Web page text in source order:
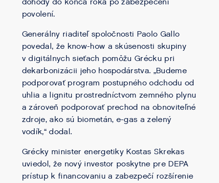
dohody do konca roka po zabezpečení
povolení.
Generálny riaditeľ spoločnosti Paolo Gallo
povedal, že know-how a skúsenosti skupiny
v digitálnych sieťach pomôžu Grécku pri
dekarbonizácii jeho hospodárstva. „Budeme
podporovať program postupného odchodu od
uhlia a lignitu prostredníctvom zemného plynu
a zároveň podporovať prechod na obnoviteľné
zdroje, ako sú biometán, e-gas a zelený
vodík,“ dodal.
Grécky minister energetiky Kostas Skrekas
uviedol, že nový investor poskytne pre DEPA
prístup k financovaniu a zabezpečí rozšírenie